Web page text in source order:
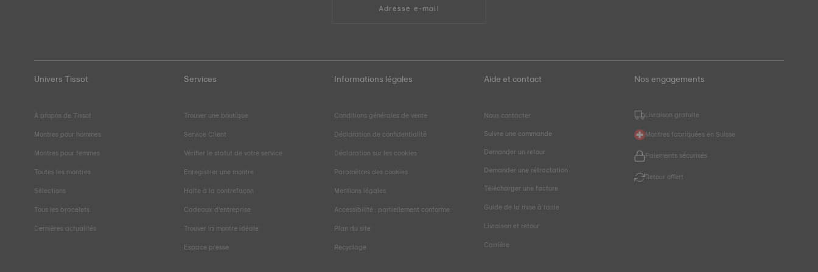
Adresse e-mail
Univers Tissot
À propos de Tissot
Montres pour hommes
Montres pour femmes
Toutes les montres
Sélections
Tous les bracelets
Dernières actualités
Services
Trouver une boutique
Service Client
Vérifier le statut de votre service
Enregistrer une montre
Halte à la contrefaçon
Cadeaux d'entreprise
Trouver la montre idéale
Espace presse
Informations légales
Conditions générales de vente
Déclaration de confidentialité
Déclaration sur les cookies
Paramètres des cookies
Mentions légales
Accessibilité : partiellement conforme
Plan du site
Recyclage
Aide et contact
Nous contacter
Suivre une commande
Demander un retour
Demander une rétractation
Télécharger une facture
Guide de la mise à taille
Livraison et retour
Carrière
Nos engagements
Livraison gratuite
Montres fabriquées en Suisse
Paiements sécurisés
Retour offert